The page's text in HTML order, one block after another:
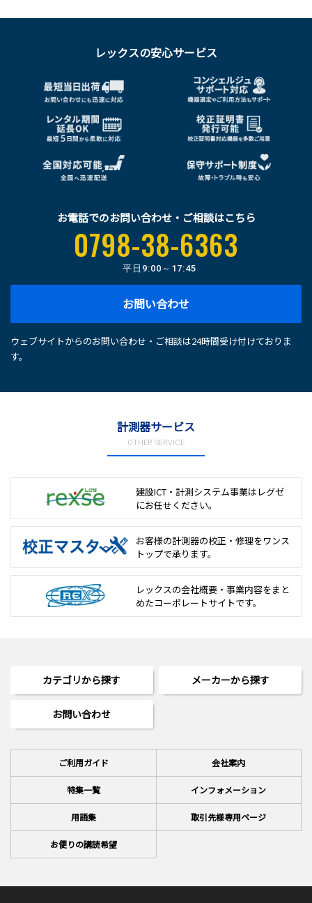
レックスの安心サービス
お電話でのお問い合わせ・ご相談はこちら
0798-38-6363
平日 9:00～17:45
お問い合わせ
ウェブサイトからのお問い合わせ・ご相談は24時間受け付けておりま
す。
計測器サービス
OTHER SERVICE
建設ICT・計測システム事業は レグゼ
にお任せください。
お客様の計測器の校正・修理をワンス
トップで承ります。
レックスの会社概要・事業内容をまと
めたコーポレートサイトです。
カテゴリから探す メーカーから探す
お問い合わせ
ご利用ガイド 会社案内
特集一覧 インフォメーション
用語集 取引先様専用ページ
お便りの講読希望